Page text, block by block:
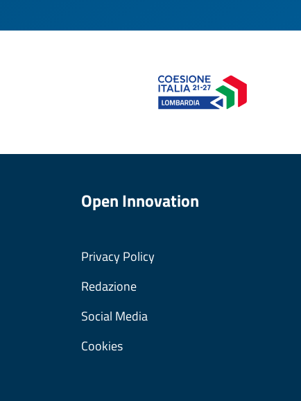
Open Innovation
Privacy Policy
Redazione
Social Media
Cookies